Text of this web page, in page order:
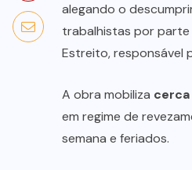
alegando o
trabalhistas por
Estreito, responsável
A obra mobiliza
em regime de
semana e feriados.